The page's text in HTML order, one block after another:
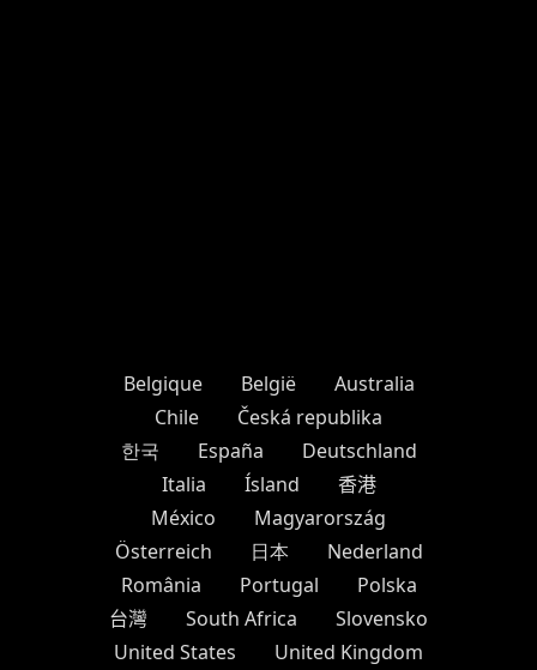
Australia
België
Belgique
Česká republika
Chile
Deutschland
España
한국
香港
Ísland
Italia
Magyarország
México
Nederland
日本
Österreich
Polska
Portugal
România
Slovensko
South Africa
台灣
United Kingdom
United States